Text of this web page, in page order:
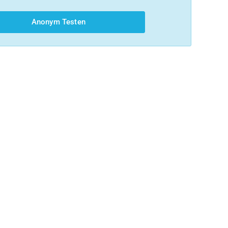
Anonym Testen